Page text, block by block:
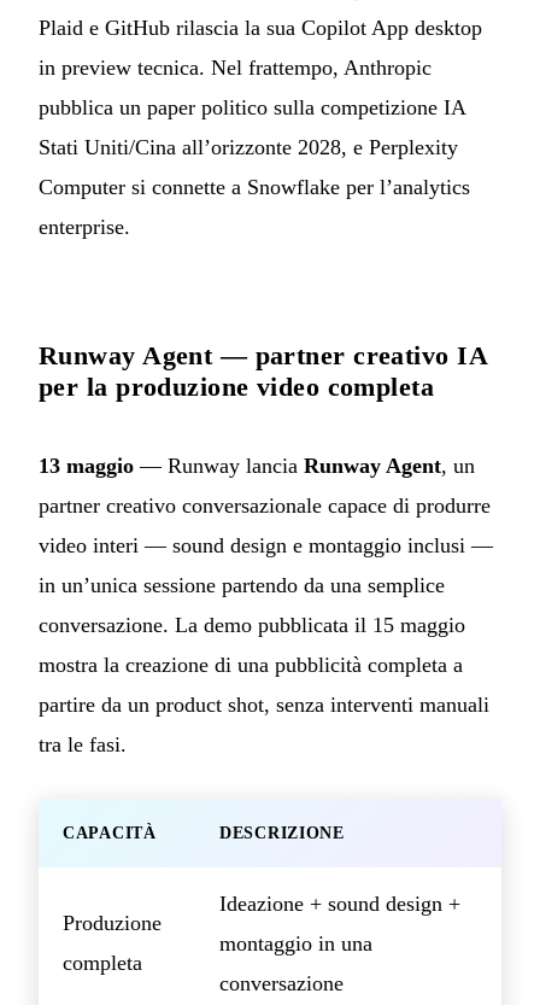
Plaid e GitHub rilascia la sua Copilot App desktop
in preview tecnica. Nel frattempo, Anthropic
pubblica un paper politico sulla competizione IA
Stati Uniti/Cina all’orizzonte 2028, e Perplexity
Computer si connette a Snowflake per l’analytics
enterprise.
Runway Agent — partner creativo IA
per la produzione video completa
13 maggio — Runway lancia Runway Agent, un
partner creativo conversazionale capace di produrre
video interi — sound design e montaggio inclusi —
in un’unica sessione partendo da una semplice
conversazione. La demo pubblicata il 15 maggio
mostra la creazione di una pubblicità completa a
partire da un product shot, senza interventi manuali
tra le fasi.
CAPACITÀ DESCRIZIONE
Produzione
completa
Ideazione + sound design +
montaggio in una
conversazione